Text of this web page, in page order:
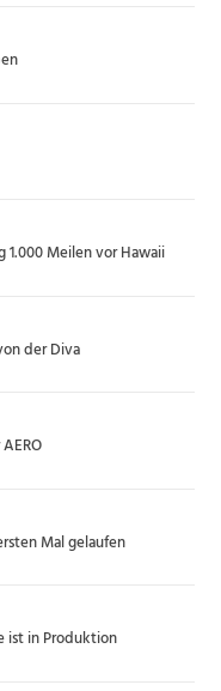
Meilen vor Hawaii
der Diva
Mal gelaufen
ist in Produktion